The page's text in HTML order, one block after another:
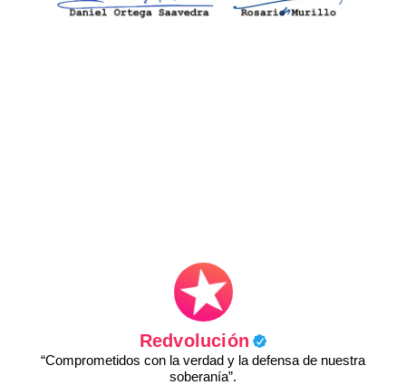
Redvolución
“Comprometidos con la verdad y la defensa de nuestra
soberanía”.